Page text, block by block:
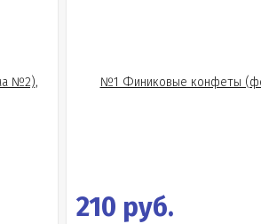
210 руб.